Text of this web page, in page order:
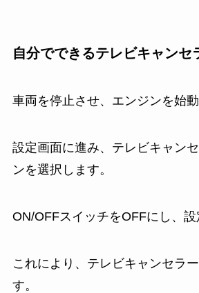
自分でできるテレビキャンセ
車両を停止させ、エンジンを始動
設定画面に進み、テレビキャン
ンを選択します。
ON/OFFスイッチをOFFにし、設
これにより、テレビキャンセラ
す。